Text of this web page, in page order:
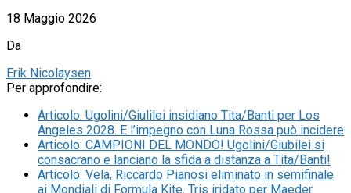
18 Maggio 2026
Da
Erik Nicolaysen
Per approfondire:
Articolo: Ugolini/Giulilei insidiano Tita/Banti per Los
Angeles 2028. E l’impegno con Luna Rossa può incidere
Articolo: CAMPIONI DEL MONDO! Ugolini/Giubilei si
consacrano e lanciano la sfida a distanza a Tita/Banti!
Articolo: Vela, Riccardo Pianosi eliminato in semifinale
ai Mondiali di Formula Kite. Tris iridato per Maeder